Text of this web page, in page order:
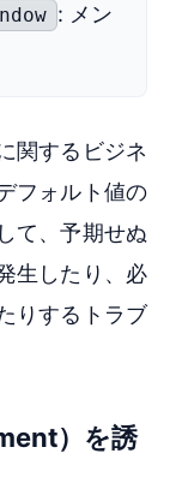
: メン
関するビジネ
フォルト値の
て、予期せぬ
生したり、必
りするトラブ
）を誘